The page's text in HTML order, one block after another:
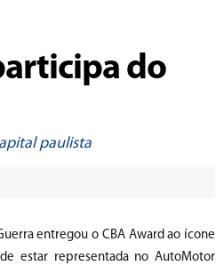
do
paulista
entregou o CBA Award ao ícone
estar representada no AutoMotor